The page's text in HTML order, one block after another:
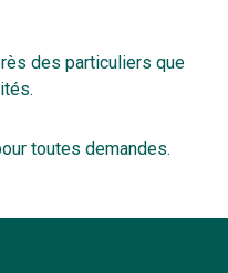
des particuliers que
toutes demandes.